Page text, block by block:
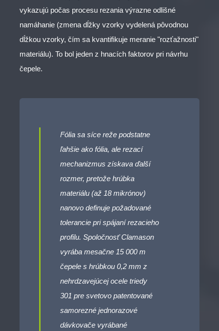
vykazujú počas procesu rezania výrazne odlišné
namáhanie (zmena dĺžky vzorky vydelená pôvodnou
dĺžkou vzorky, čím sa kvantifikuje meranie "rozťažnosti"
materiálu). To bol jeden z hnacích faktorov pri návrhu
čepele.
Fólia sa síce reže podstatne
ľahšie ako fólia, ale rezací
mechanizmus získava ďalší
rozmer, pretože hrúbka
materiálu (až 18 mikrónov)
nanovo definuje požadované
tolerancie pri spájaní rezacieho
profilu. Spoločnosť Clamason
vyrába mesačne 15 000 m
čepele s hrúbkou 0,2 mm z
nehrdzavejúcej ocele triedy
301 pre svetovo patentované
samorezné jednorazové
dávkovače vyrábané